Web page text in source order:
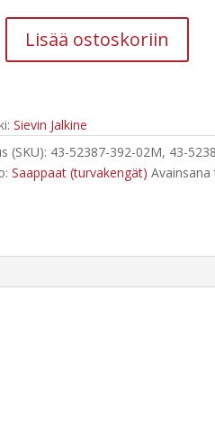
Lisää ostoskoriin
Sievin Jalkine
(SKU): 43-52387-392-02M, 43-
Saappaat (turvakengät)